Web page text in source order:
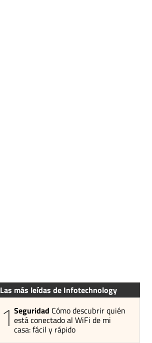
Las más leídas de Infotechnology
1 Seguridad Cómo descubrir quién
está conectado al WiFi de mi
casa: fácil y rápido